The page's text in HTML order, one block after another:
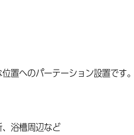
置へのパーテーション設置です。
、浴槽周辺など